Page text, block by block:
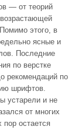
— от теорий
этого, в
ясные и
Последние
по верстке
рекомендаций по
шрифтов.
устарели и не
от многих
остается